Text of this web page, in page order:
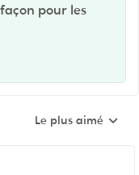
pour les
Réponses triées
Le plus aimé